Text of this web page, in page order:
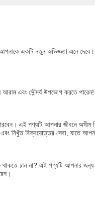
একটি নতুন অভিজ্ঞতা এনে
এবং সৌন্দর্য উপভোগ করতে পারেন!
এই পণ্যটি আপনার জীবনে
এবং নিখুঁত বিক্রয়োত্তর সেবা, যাতে
চান না? এই পণ্যটি আপনার জন্য